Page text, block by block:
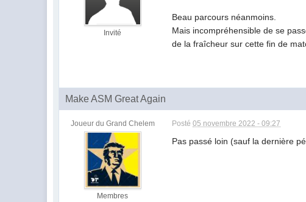
Invité
Beau parcours néanmoins.
Mais incompréhensible de se
de la fraîcheur sur cette fin de
Make ASM Great Again
Joueur du Grand Chelem
Membres
Posté05 novembre 2022 - 09:27
Pas passé loin (sauf la dernière